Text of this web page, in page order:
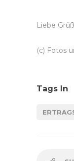
Liebe
(c) Fotos
Tags In